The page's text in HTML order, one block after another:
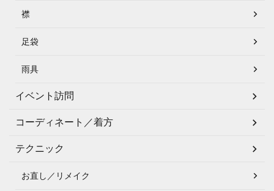
襟
足袋
雨具
イベント訪問
コーディネート／着方
テクニック
お直し／リメイク